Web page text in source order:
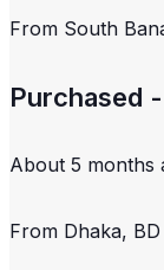
From South
Purchased -
About 5 months
From Dhaka, BD